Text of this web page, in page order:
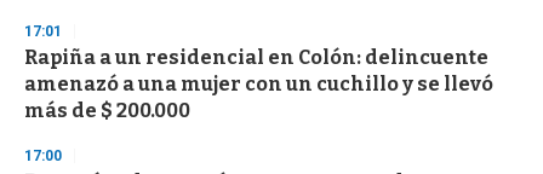
17:01
Rapiña a un residencial en Colón: delincuente
amenazó a una mujer con un cuchillo y se llevó
más de $ 200.000
17:00